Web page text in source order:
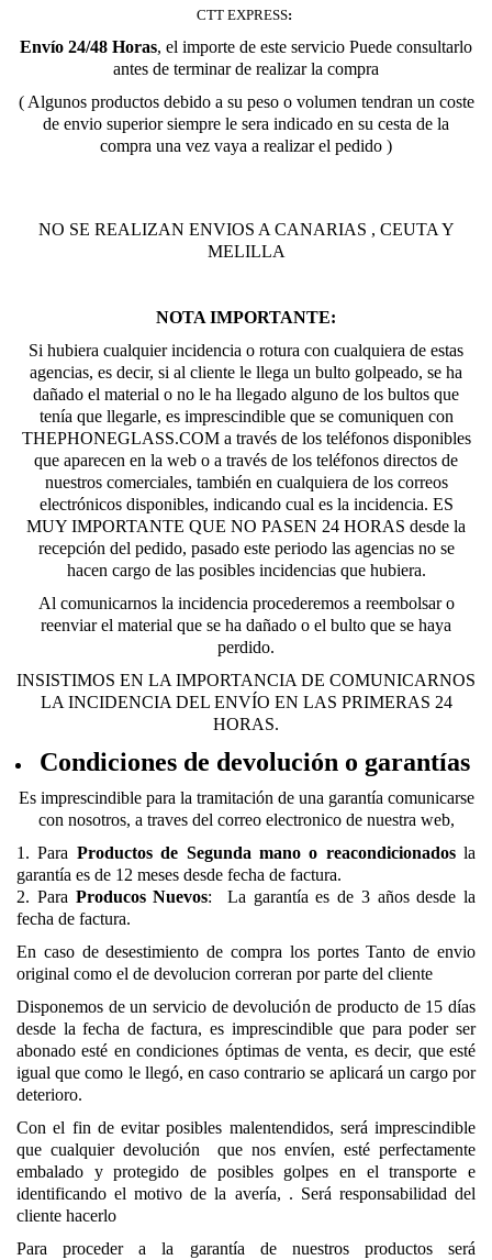
CTT EXPRESS:
Envío 24/48 Horas, el importe de este servicio Puede consultarlo
antes de terminar de realizar la compra
( Algunos productos debido a su peso o volumen tendran un coste
de envio superior siempre le sera indicado en su cesta de la
compra una vez vaya a realizar el pedido )
NO SE REALIZAN ENVIOS A CANARIAS , CEUTA Y
MELILLA
NOTA IMPORTANTE:
Si hubiera cualquier incidencia o rotura con cualquiera de estas
agencias, es decir, si al cliente le llega un bulto golpeado, se ha
dañado el material o no le ha llegado alguno de los bultos que
tenía que llegarle, es imprescindible que se comuniquen con
THEPHONEGLASS.COM a través de los teléfonos disponibles
que aparecen en la web o a través de los teléfonos directos de
nuestros comerciales, también en cualquiera de los correos
electrónicos disponibles, indicando cual es la incidencia. ES
MUY IMPORTANTE QUE NO PASEN 24 HORAS desde la
recepción del pedido, pasado este periodo las agencias no se
hacen cargo de las posibles incidencias que hubiera.
Al comunicarnos la incidencia procederemos a reembolsar o
reenviar el material que se ha dañado o el bulto que se haya
perdido.
INSISTIMOS EN LA IMPORTANCIA DE COMUNICARNOS
LA INCIDENCIA DEL ENVÍO EN LAS PRIMERAS 24
HORAS.
Condiciones de devolución o garantías
Es imprescindible para la tramitación de una garantía comunicarse
con nosotros, a traves del correo electronico de nuestra web,
1. Para Productos de Segunda mano o reacondicionados la
garantía es de 12 meses desde fecha de factura.
2. Para Producos Nuevos: La garantía es de 3 años desde la
fecha de factura.
En caso de desestimiento de compra los portes Tanto de envio
original como el de devolucion correran por parte del cliente
Disponemos de un servicio de devolución de producto de 15 días
desde la fecha de factura, es imprescindible que para poder ser
abonado esté en condiciones óptimas de venta, es decir, que esté
igual que como le llegó, en caso contrario se aplicará un cargo por
deterioro.
Con el fin de evitar posibles malentendidos, será imprescindible
que cualquier devolución que nos envíen, esté perfectamente
embalado y protegido de posibles golpes en el transporte e
identificando el motivo de la avería, . Será responsabilidad del
cliente hacerlo
Para proceder a la garantía de nuestros productos será